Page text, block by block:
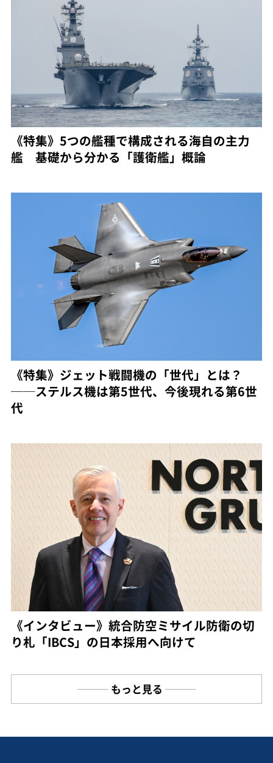
《特集》5つの艦種で構成される海自の主力
艦 基礎から分かる「護衛艦」概論
《特集》ジェット戦闘機の「世代」とは？
──ステルス機は第5世代、今後現れる第6世
代
《インタビュー》統合防空ミサイル防衛の切
り札「IBCS」の日本採用へ向けて
もっと見る